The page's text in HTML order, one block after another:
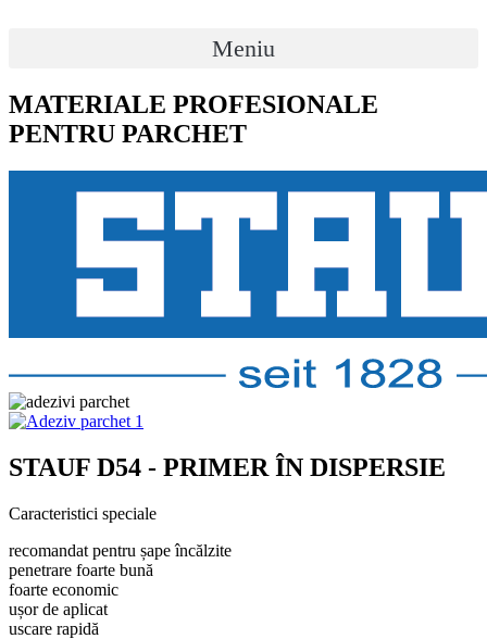
Meniu
MATERIALE PROFESIONALE
PENTRU PARCHET
STAUF D54 - PRIMER ÎN DISPERSIE
Caracteristici speciale
recomandat pentru șape încălzite
penetrare foarte bună
foarte economic
ușor de aplicat
uscare rapidă